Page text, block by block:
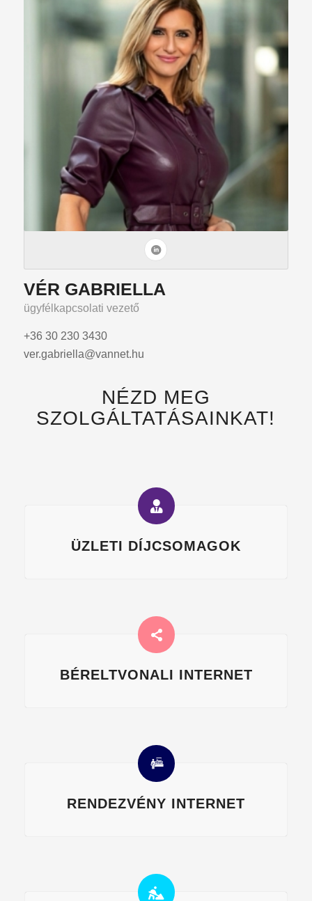
VÉR GABRIELLA
ügyfélkapcsolati vezető
+36 30 230 3430
ver.gabriella@vannet.hu
NÉZD MEG
SZOLGÁLTATÁSAINKAT!
ÜZLETI DÍJCSOMAGOK
BÉRELTVONALI INTERNET
RENDEZVÉNY INTERNET